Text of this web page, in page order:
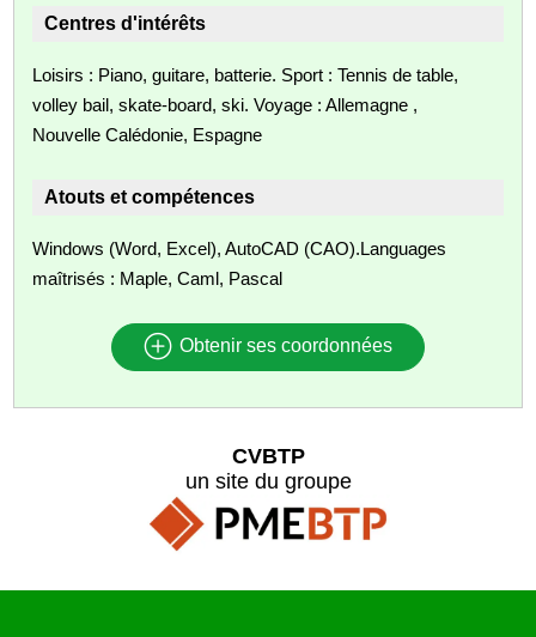
Centres d'intérêts
Loisirs : Piano, guitare, batterie. Sport : Tennis de table,
volley bail, skate-board, ski. Voyage : Allemagne ,
Nouvelle Calédonie, Espagne
Atouts et compétences
Windows (Word, Excel), AutoCAD (CAO).Languages
maîtrisés : Maple, Caml, Pascal
Obtenir ses coordonnées
CVBTP
un site du groupe